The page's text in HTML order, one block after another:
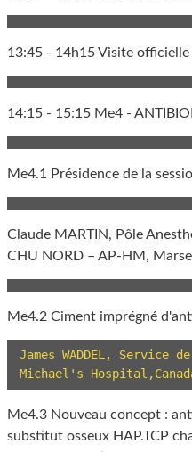
13:45 - 14h15 Visite
14:15 - 15:15 Me4 -
Me4.1 Présidence de la
Claude MARTIN, Pôle
CHU NORD – AP-HM,
Me4.2 Ciment imprégné
James WADDEL,
Michael's
Me4.3 Nouveau concept :
substitut osseux HAP.TCP